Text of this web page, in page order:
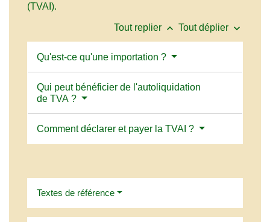
(TVAI).
Tout replier keyboard_arrow_up Tout déplier keyboard_arrow_down
Qu'est-ce qu'une importation ?
Qui peut bénéficier de l'autoliquidation
de TVA ?
Comment déclarer et payer la TVAI ?
Textes de référence